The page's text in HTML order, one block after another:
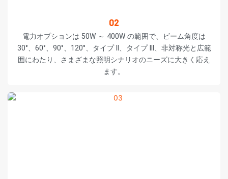
02
電力オプションは 50W ～ 400W の範囲で、ビーム角度は
30°、60°、90°、120°、タイプ II、タイプ III、非対称光と広範
囲にわたり、さまざまな照明シナリオのニーズに大きく応え
ます。